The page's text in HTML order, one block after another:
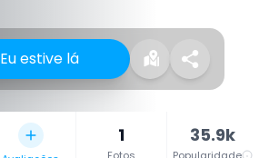
Eu estive lá
1
Fotos
35.9k
Popularidade